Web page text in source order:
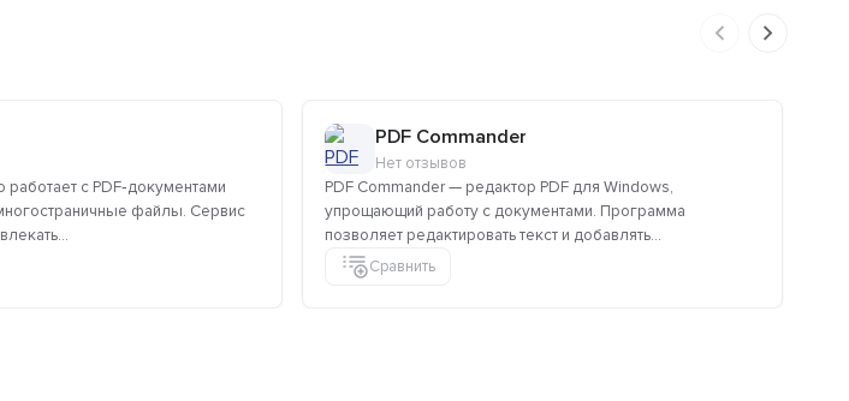
с PDF‑документами
файлы. Сервис
PDF Commander
Нет отзывов
PDF Commander — редактор PDF для Windows,
упрощающий работу с документами. Программа
позволяет редактировать текст и добавлять...
Сравнить